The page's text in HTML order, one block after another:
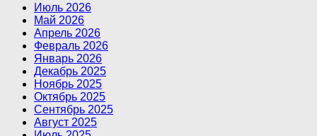
Июль 2026
Май 2026
Апрель 2026
Февраль 2026
Январь 2026
Декабрь 2025
Ноябрь 2025
Октябрь 2025
Сентябрь 2025
Август 2025